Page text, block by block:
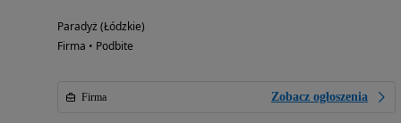
Paradyż (Łódzkie)
Firma • Podbite
Firma Zobacz ogłoszenia